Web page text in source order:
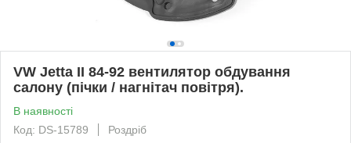
VW Jetta II 84-92 вентилятор обдування
салону (пічки / нагнітач повітря).
В наявності
Код: DS-15789
Роздріб